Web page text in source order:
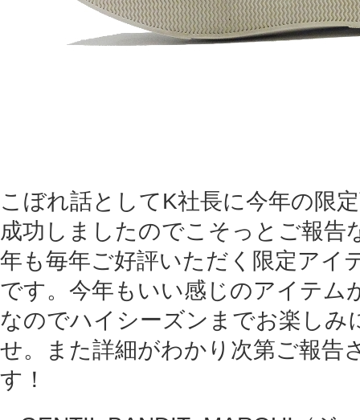
こぼれ話としてK社長に今年の限
成功しましたのでこそっとご報告
年も毎年ご好評いただく限定アイ
です。今年もいい感じのアイテム
なのでハイシーズンまでお楽しみ
せ。また詳細がわかり次第ご報告
す！